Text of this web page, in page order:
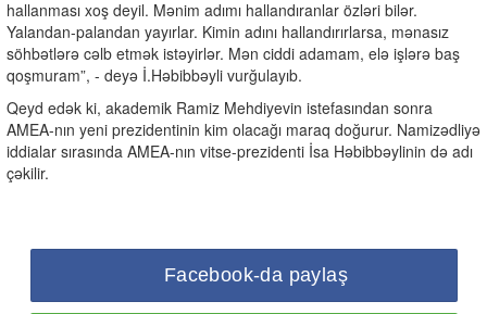
hallanması xoş deyil. Mənim adımı hallandıranlar özləri bilər.
Yalandan-palandan yayırlar. Kimin adını hallandırırlarsa, mənasız
söhbətlərə cəlb etmək istəyirlər. Mən ciddi adamam, elə işlərə baş
qoşmuram”, - deyə İ.Həbibbəyli vurğulayıb.
Qeyd edək ki, akademik Ramiz Mehdiyevin istefasından sonra
AMEA-nın yeni prezidentinin kim olacağı maraq doğurur. Namizədliyə
iddialar sırasında AMEA-nın vitse-prezidenti İsa Həbibbəylinin də adı
çəkilir.
Facebook-da paylaş